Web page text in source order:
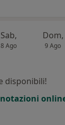
Sab,
8 Ago
Dom,
9 Ago
disponibili!